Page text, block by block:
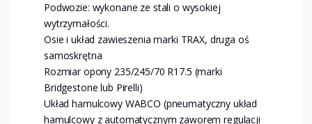
Podwozie: wykonane ze stali o wysokiej
wytrzymałości.
Osie i układ zawieszenia marki TRAX, druga oś
samoskrętna
Rozmiar opony 235/245/70 R17.5 (marki
Bridgestone lub Pirelli)
Układ hamulcowy WABCO (pneumatyczny układ
hamulcowy z automatycznym zaworem regulacji